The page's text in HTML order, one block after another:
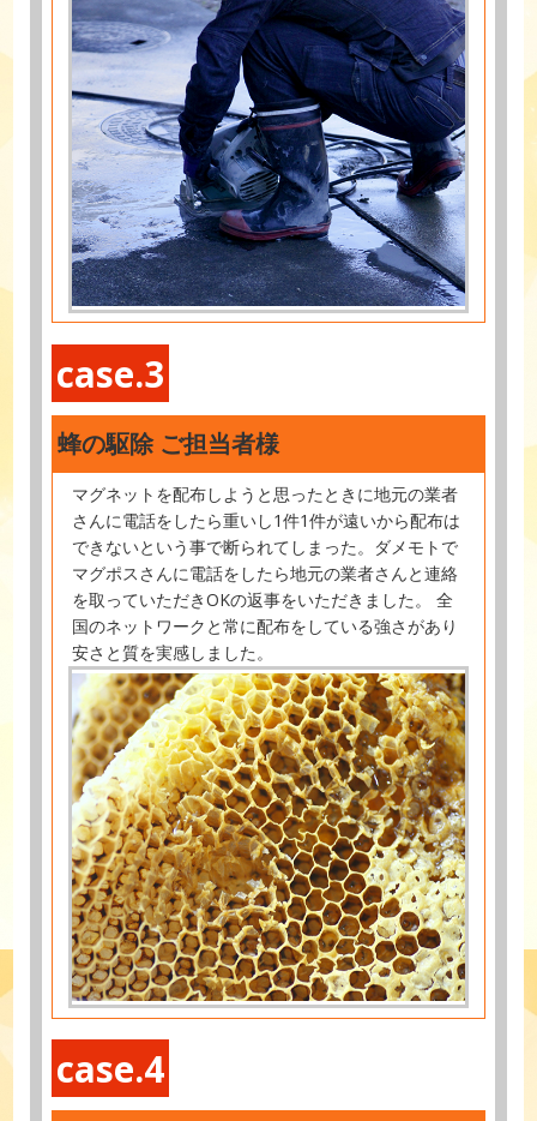
case.3
蜂の駆除 ご担当者様
マグネットを配布しようと思ったときに地元の業者
さんに電話をしたら重いし1件1件が遠いから配布は
できないという事で断られてしまった。ダメモトで
マグポスさんに電話をしたら地元の業者さんと連絡
を取っていただきOKの返事をいただきました。 全
国のネットワークと常に配布をしている強さがあり
安さと質を実感しました。
case.4